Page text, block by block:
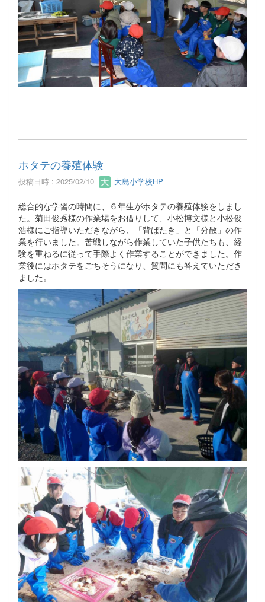
ホタテの養殖体験
投稿日時 : 2025/02/10 大島小学校HP
総合的な学習の時間に、６年生がホタテの養殖体験をしまし
た。菊田俊秀様の作業場をお借りして、小松博文様と小松俊
浩様にご指導いただきながら、「背ばたき」と「分散」の作
業を行いました。苦戦しながら作業していた子供たちも、経
験を重ねるに従って手際よく作業することができました。作
業後にはホタテをごちそうになり、質問にも答えていただき
ました。